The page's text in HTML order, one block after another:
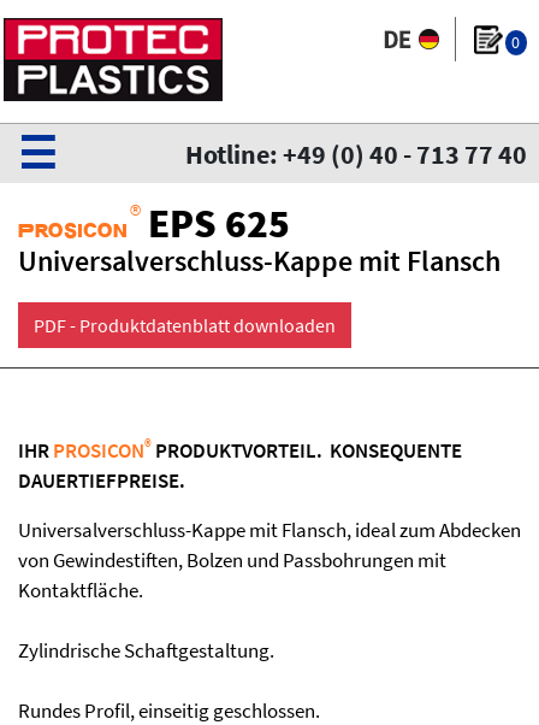
0
Hotline: +49 (0) 40 - 713 77 40
☰
Prosicon ® EPS 625
Universalverschluss-Kappe mit Flansch
PDF - Produktdatenblatt downloaden
IHRPROSICON® PRODUKTVORTEIL. KONSEQUENTE
DAUERTIEFPREISE.
Universalverschluss-Kappe mit Flansch, ideal zum Abdecken
von Gewindestiften, Bolzen und Passbohrungen mit
Kontaktfläche.
Zylindrische Schaftgestaltung.
Rundes Profil, einseitig geschlossen.